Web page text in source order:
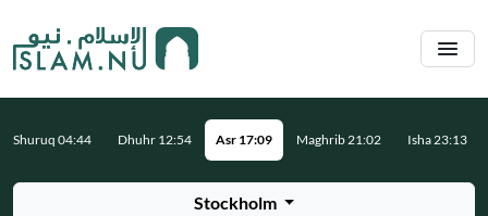
Stockholm
Shuruq 04:44 Dhuhr 12:54 Asr 17:09 Maghrib 21:02 Isha 23:13